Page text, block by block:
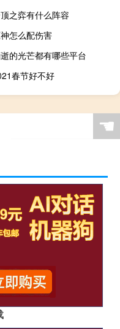
之弈有什么阵容
怎么配伤害
的光芒都有哪些平台
春节好不好
☚